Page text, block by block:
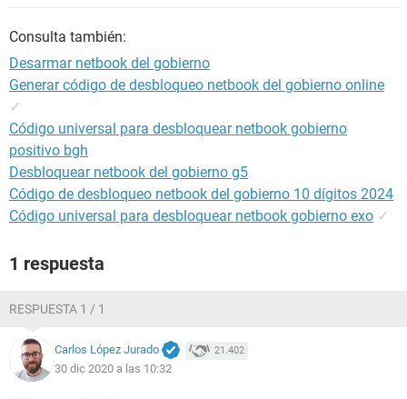
Consulta también:
Desarmar netbook del gobierno
Generar código de desbloqueo netbook del gobierno online
✓
Código universal para desbloquear netbook gobierno
positivo bgh
Desbloquear netbook del gobierno g5
Código de desbloqueo netbook del gobierno 10 dígitos 2024
Código universal para desbloquear netbook gobierno exo ✓
1 respuesta
RESPUESTA 1 / 1
Carlos López Jurado 21.402
30 dic 2020 a las 10:32